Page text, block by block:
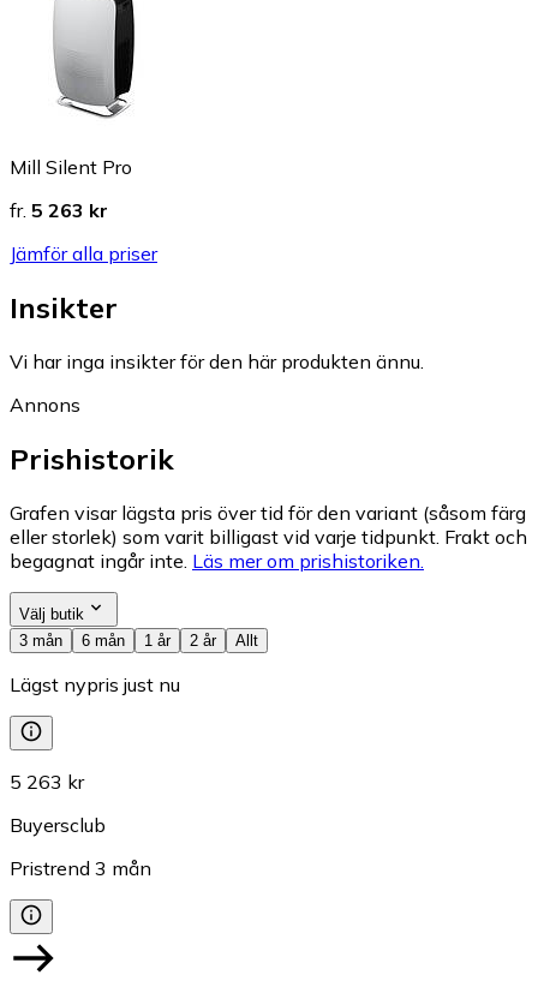
Mill Silent Pro
fr. 5 263 kr
Jämför alla priser
Insikter
Vi har inga insikter för den här produkten ännu.
Annons
Prishistorik
Grafen visar lägsta pris över tid för den variant (såsom färg
eller storlek) som varit billigast vid varje tidpunkt. Frakt och
begagnat ingår inte. Läs mer om prishistoriken.
Välj butik
3 mån
6 mån 1 år 2 år Allt
Lägst nypris just nu
5 263 kr
Buyersclub
Pristrend 3 mån